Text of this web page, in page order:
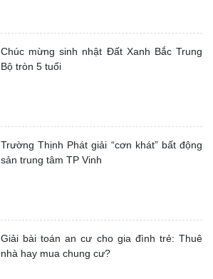
Chúc mừng sinh nhật Đất Xanh Bắc Trung
Bộ tròn 5 tuổi
Trường Thịnh Phát giải “cơn khát” bất động
sản trung tâm TP Vinh
Giải bài toán an cư cho gia đình trẻ: Thuê
nhà hay mua chung cư?